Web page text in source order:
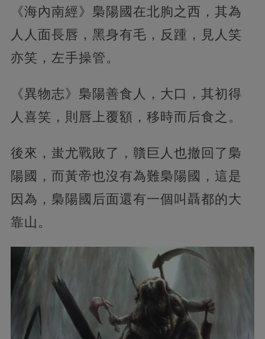
《海內南經》梟陽國在北朐之西，其為
人人面長唇，黑身有毛，反踵，見人笑
亦笑，左手操管。
《異物志》梟陽善食人，大口，其初得
人喜笑，則唇上覆額，移時而后食之。
後來，蚩尤戰敗了，贛巨人也撤回了梟
陽國，而黃帝也沒有為難梟陽國，這是
因為，梟陽國后面還有一個叫聶都的大
靠山。